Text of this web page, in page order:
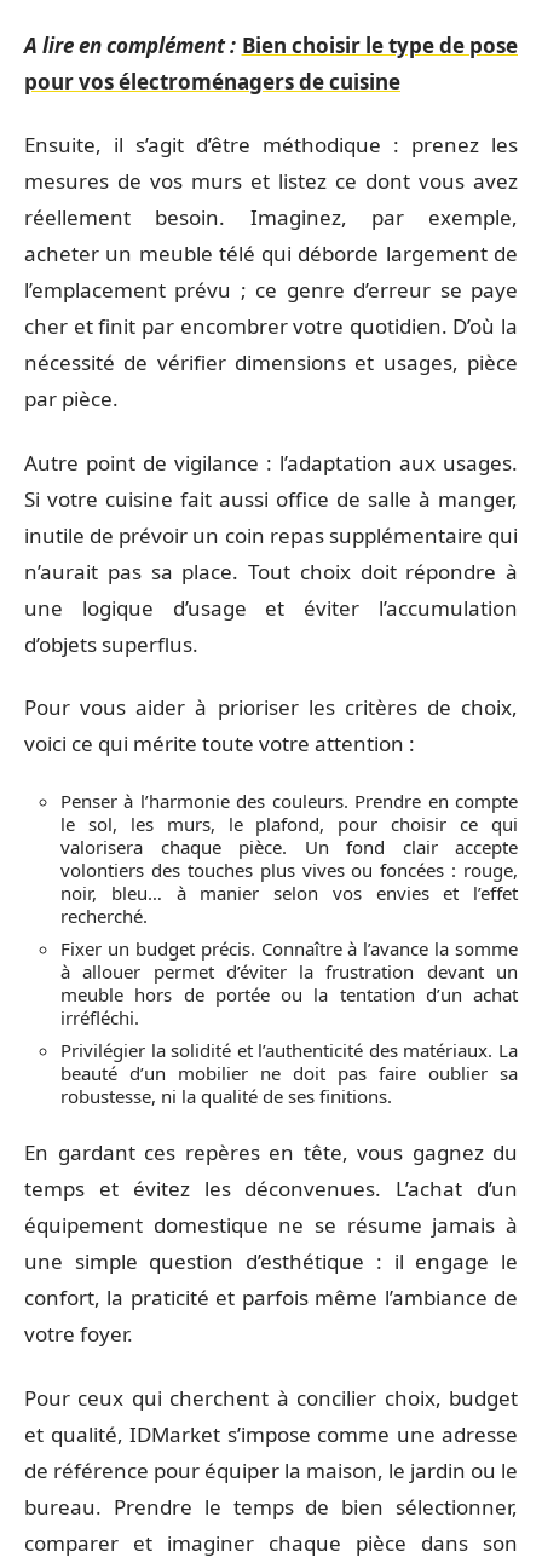
A lire en complément : Bien choisir le type de pose
pour vos électroménagers de cuisine
Ensuite, il s’agit d’être méthodique : prenez les
mesures de vos murs et listez ce dont vous avez
réellement besoin. Imaginez, par exemple,
acheter un meuble télé qui déborde largement de
l’emplacement prévu ; ce genre d’erreur se paye
cher et finit par encombrer votre quotidien. D’où la
nécessité de vérifier dimensions et usages, pièce
par pièce.
Autre point de vigilance : l’adaptation aux usages.
Si votre cuisine fait aussi office de salle à manger,
inutile de prévoir un coin repas supplémentaire qui
n’aurait pas sa place. Tout choix doit répondre à
une logique d’usage et éviter l’accumulation
d’objets superflus.
Pour vous aider à prioriser les critères de choix,
voici ce qui mérite toute votre attention :
Penser à l’harmonie des couleurs. Prendre en compte
le sol, les murs, le plafond, pour choisir ce qui
valorisera chaque pièce. Un fond clair accepte
volontiers des touches plus vives ou foncées : rouge,
noir, bleu… à manier selon vos envies et l’effet
recherché.
Fixer un budget précis. Connaître à l’avance la somme
à allouer permet d’éviter la frustration devant un
meuble hors de portée ou la tentation d’un achat
irréfléchi.
Privilégier la solidité et l’authenticité des matériaux. La
beauté d’un mobilier ne doit pas faire oublier sa
robustesse, ni la qualité de ses finitions.
En gardant ces repères en tête, vous gagnez du
temps et évitez les déconvenues. L’achat d’un
équipement domestique ne se résume jamais à
une simple question d’esthétique : il engage le
confort, la praticité et parfois même l’ambiance de
votre foyer.
Pour ceux qui cherchent à concilier choix, budget
et qualité, IDMarket s’impose comme une adresse
de référence pour équiper la maison, le jardin ou le
bureau. Prendre le temps de bien sélectionner,
comparer et imaginer chaque pièce dans son